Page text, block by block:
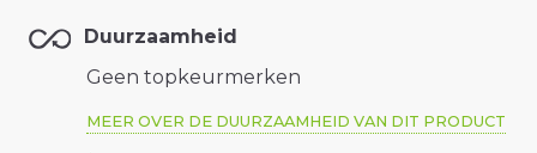
Duurzaamheid
Geen topkeurmerken
MEER OVER DE DUURZAAMHEID VAN DIT PRODUCT